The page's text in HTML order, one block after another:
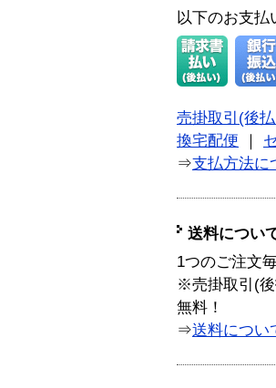
以下のお支払
売掛取引(後
換宅配便
⇒支払方法に
送料につい
1つのご注文
※売掛取引(後
無料！
⇒送料につい